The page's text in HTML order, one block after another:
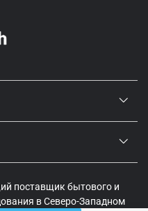
поставщик бытового и
в Северо-Западном